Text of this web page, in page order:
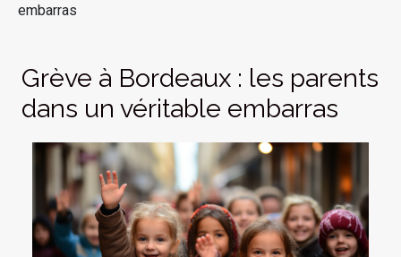
embarras
Grève à Bordeaux : les parents
dans un véritable embarras